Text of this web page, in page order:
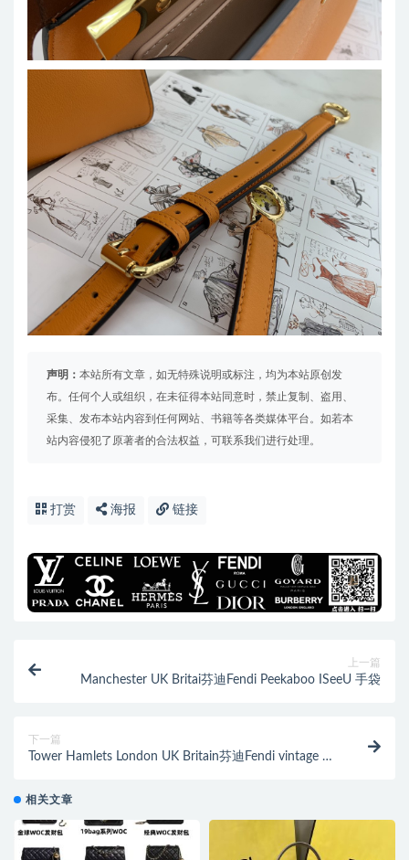
声明： 本站所有文章，如无特殊说明或标注，均为本站原创发
布。任何个人或组织，在未征得本站同意时，禁止复制、盗用、
采集、发布本站内容到任何网站、书籍等各类媒体平台。如若本
站内容侵犯了原著者的合法权益，可联系我们进行处理。
打赏 海报 链接
上一篇
Manchester UK Britai芬迪Fendi Peekaboo ISeeU 手袋
下一篇
Tower Hamlets London UK Britain芬迪Fendi vintage 盒
相关文章